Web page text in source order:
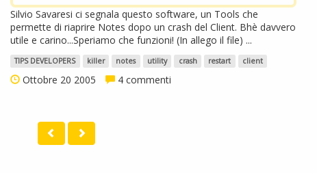
Silvio Savaresi ci segnala questo software, un Tools che
permette di riaprire Notes dopo un crash del Client. Bhè davvero
utile e carino...Speriamo che funzioni! (In allego il file) ...
TIPS DEVELOPERS killer notes utility crash restart client
Ottobre 20 2005 4 commenti